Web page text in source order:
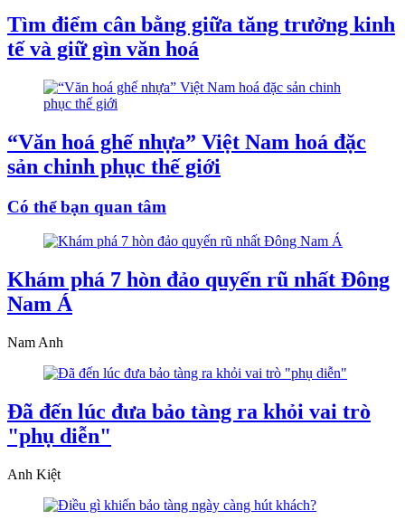
Tìm điểm cân bằng giữa tăng trưởng kinh
tế và giữ gìn văn hoá
“Văn hoá ghế nhựa” Việt Nam hoá đặc
sản chinh phục thế giới
Có thể bạn quan tâm
Khám phá 7 hòn đảo quyến rũ nhất Đông
Nam Á
Nam Anh
Đã đến lúc đưa bảo tàng ra khỏi vai trò
"phụ diễn"
Anh Kiệt